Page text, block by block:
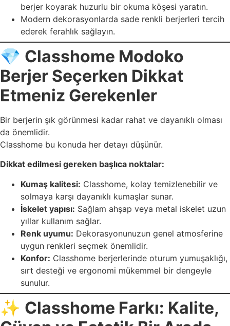
berjer koyarak huzurlu bir okuma köşesi yaratın.
Modern dekorasyonlarda sade renkli berjerleri tercih
ederek ferahlık sağlayın.
💎 Classhome Modoko
Berjer Seçerken Dikkat
Etmeniz Gerekenler
Bir berjerin şık görünmesi kadar rahat ve dayanıklı olması
da önemlidir.
Classhome bu konuda her detayı düşünür.
Dikkat edilmesi gereken başlıca noktalar:
Kumaş kalitesi: Classhome, kolay temizlenebilir ve
solmaya karşı dayanıklı kumaşlar sunar.
İskelet yapısı: Sağlam ahşap veya metal iskelet uzun
yıllar kullanım sağlar.
Renk uyumu: Dekorasyonunuzun genel atmosferine
uygun renkleri seçmek önemlidir.
Konfor: Classhome berjerlerinde oturum yumuşaklığı,
sırt desteği ve ergonomi mükemmel bir dengeyle
sunulur.
✨ Classhome Farkı: Kalite,